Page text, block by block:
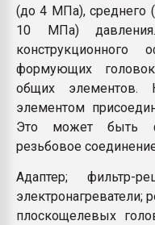
(до 4 МПа), среднего
10 МПа)
формующих
общих элементов.
элементом
Это может быть
резьбовое
Адаптер; фильтр-
электронагреватели;
плоскощелевых